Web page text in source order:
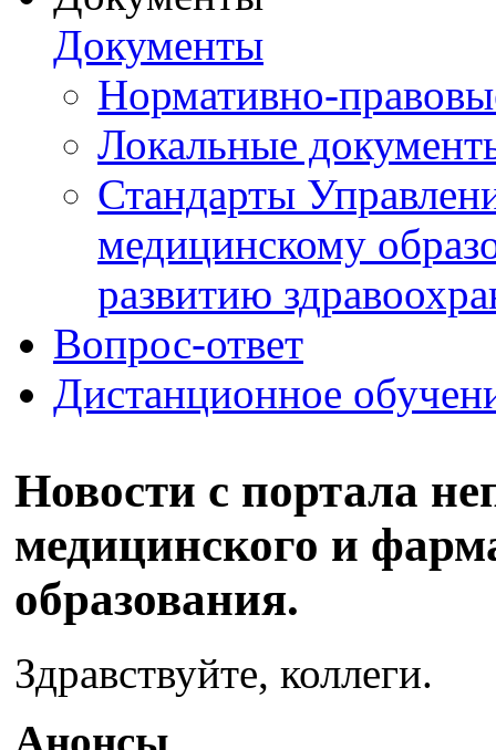
Документы
Нормативно-
Локальные
Стандарты
медицинскому
развитию
Вопрос-ответ
Дистанционное
Новости с портала
медицинского и
образования.
Здравствуйте, коллеги.
Анонсы